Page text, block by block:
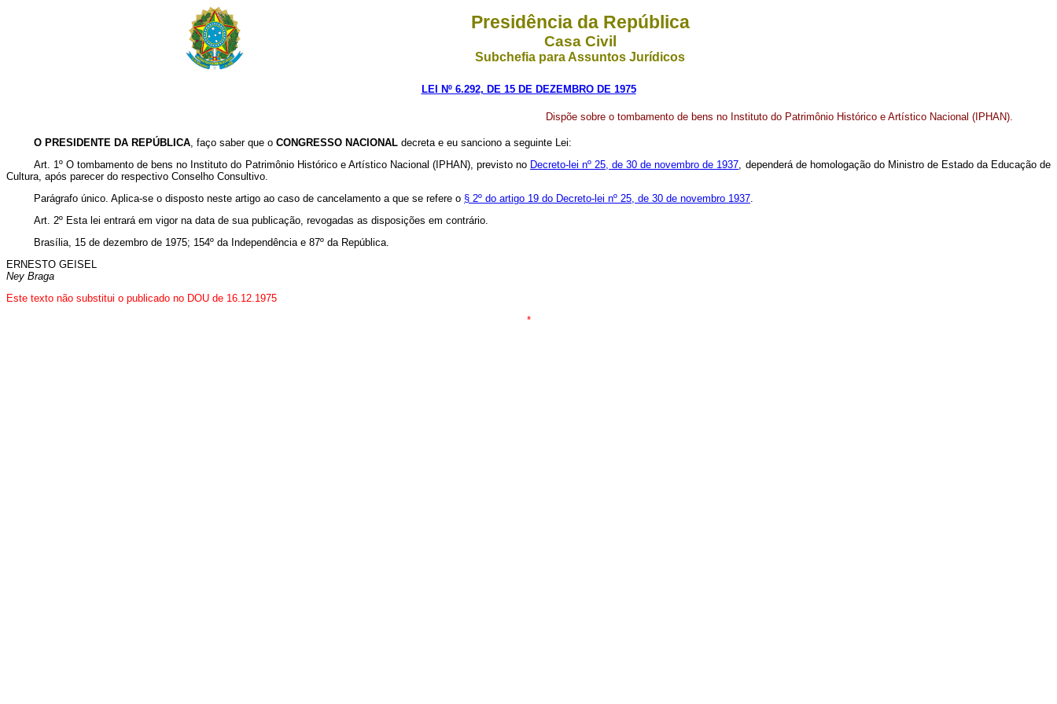
Presidência da República
Casa Civil
Subchefia para Assuntos Jurídicos
LEI Nº 6.292, DE 15 DE DEZEMBRO DE 1975
Dispõe sobre o tombamento de bens no Instituto do Patrimônio Histórico e Artístico Nacional (IPHAN).
O PRESIDENTE DA REPÚBLICA, faço saber que o CONGRESSO NACIONAL decreta e eu sanciono a seguinte Lei:
Art. 1º O tombamento de bens no Instituto do Patrimônio Histórico e Artístico Nacional (IPHAN), previsto no Decreto-lei nº 25, de 30 de novembro de 1937, dependerá de homologação do Ministro de Estado da Educação de
Cultura, após parecer do respectivo Conselho Consultivo.
Parágrafo único. Aplica-se o disposto neste artigo ao caso de cancelamento a que se refere o § 2º do artigo 19 do Decreto-lei nº 25, de 30 de novembro 1937.
Art. 2º Esta lei entrará em vigor na data de sua publicação, revogadas as disposições em contrário.
Brasília, 15 de dezembro de 1975; 154º da Independência e 87º da República.
ERNESTO GEISEL
Ney Braga
Este texto não substitui o publicado no DOU de 16.12.1975
*